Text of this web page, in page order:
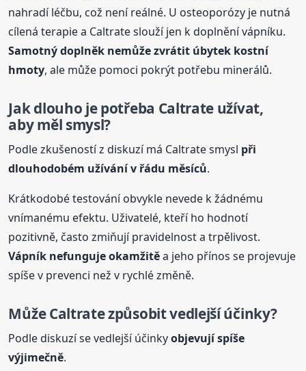
nahradí léčbu, což není reálné. U osteoporózy je nutná
cílená terapie a Caltrate slouží jen k doplnění vápníku.
Samotný doplněk nemůže zvrátit úbytek kostní
hmoty, ale může pomoci pokrýt potřebu minerálů.
Jak dlouho je potřeba Caltrate užívat,
aby měl smysl?
Podle zkušeností z diskuzí má Caltrate smysl při
dlouhodobém užívání v řádu měsíců.
Krátkodobé testování obvykle nevede k žádnému
vnímanému efektu. Uživatelé, kteří ho hodnotí
pozitivně, často zmiňují pravidelnost a trpělivost.
Vápník nefunguje okamžitěa jeho přínos se projevuje
spíše v prevenci než v rychlé změně.
Může Caltrate způsobit vedlejší účinky?
Podle diskuzí se vedlejší účinkyobjevují spíše
výjimečně.